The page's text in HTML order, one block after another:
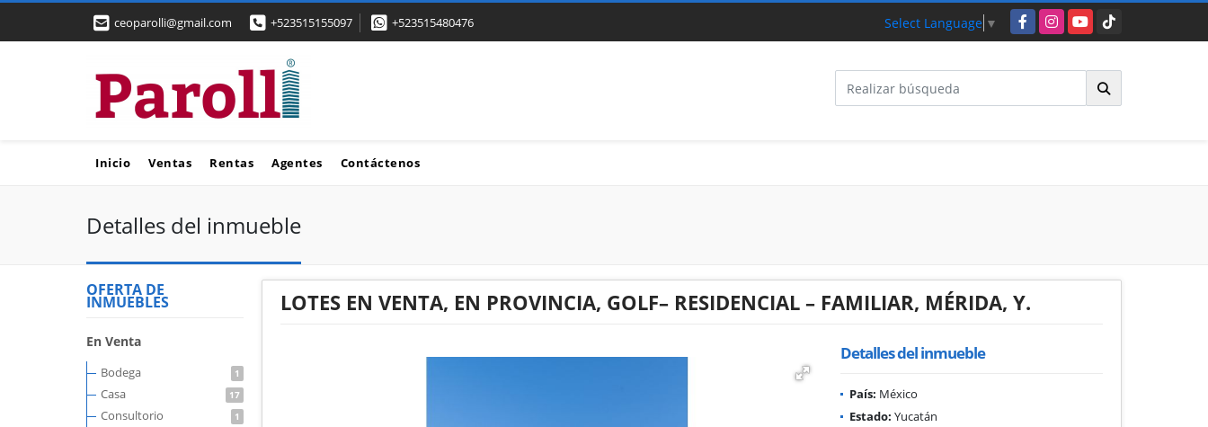
ceoparolli@gmail.com +523515155097 +523515480476 Select Language ▼ FacebookInstagramYouTubeTikTok
Inicio Ventas Rentas Agentes Contáctenos
Detalles del inmueble
OFERTA DE
INMUEBLES
En Venta
Bodega 1
Casa 17
Consultorio 1
LOTES EN VENTA, EN PROVINCIA, GOLF– RESIDENCIAL – FAMILIAR, MÉRIDA, Y.
Detalles del inmueble
País: México
Estado: Yucatán